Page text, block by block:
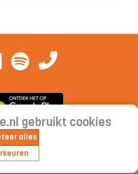
| Privacyverklaring |
gebruikt cookies
alles